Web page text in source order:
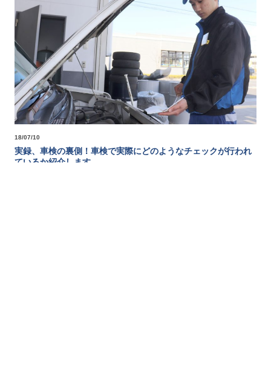
18/07/10
実録、車検の裏側！車検で実際にどのようなチェックが行われ
ているか紹介します。